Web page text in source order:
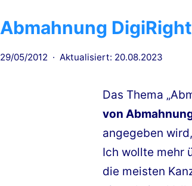
Abmahnung
Veröffentlicht
29/05/2012 Aktualisiert: 20.08.2023
Das Thema
von
angegeben
Ich wollte mehr
die meisten